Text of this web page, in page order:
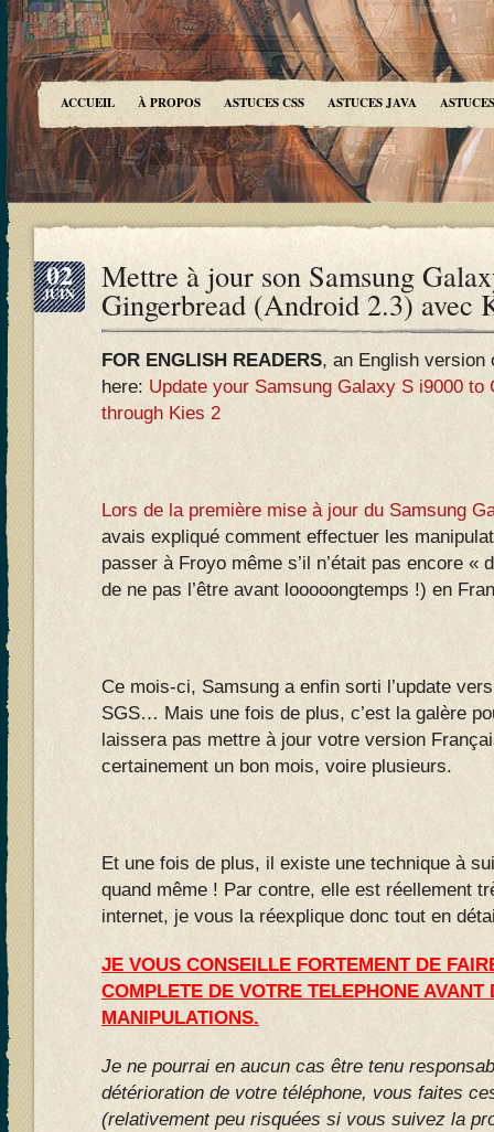
ACCUEIL À PROPOS ASTUCES CSS ASTUCES JAVA
02
JUIN Mettre à jour son Samsung
Gingerbread (Android 2.3) avec
FOR ENGLISH READERS, an English
here: Update your Samsung Galaxy S i9000 to
through Kies 2
Lors de la première mise à jour du Samsung
avais expliqué comment effectuer les
passer à Froyo même s’il n’était pas encore «
de ne pas l’être avant looooongtemps !) en
Ce mois-ci, Samsung a enfin sorti l’update
SGS… Mais une fois de plus, c’est la galère
laissera pas mettre à jour votre version
certainement un bon mois, voire plusieurs.
Et une fois de plus, il existe une technique à
quand même ! Par contre, elle est réellement
internet, je vous la réexplique donc tout en
JE VOUS CONSEILLE FORTEMENT DE
COMPLETE DE VOTRE TELEPHONE AVANT
MANIPULATIONS.
Je ne pourrai en aucun cas être tenu
détérioration de votre téléphone, vous faites
(relativement peu risquées si vous suivez la